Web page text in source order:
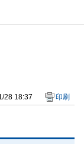
28 18:37 印刷